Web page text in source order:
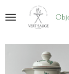
Passer
au
principal